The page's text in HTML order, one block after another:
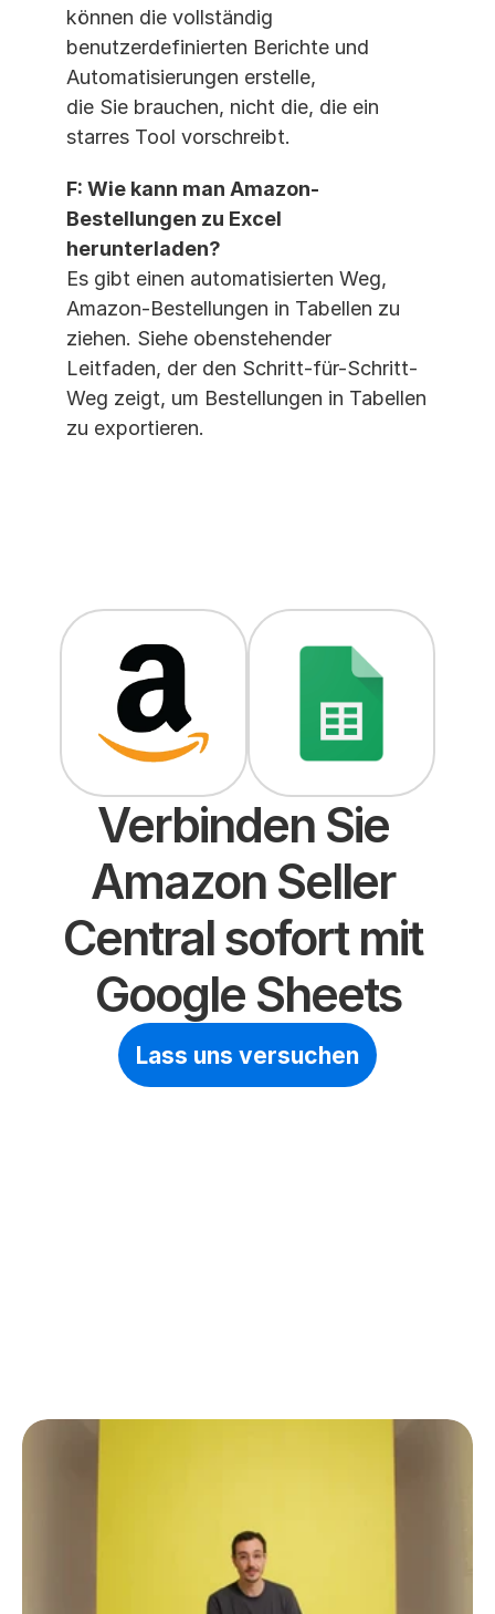
können die vollständig
benutzerdefinierten Berichte und
Automatisierungen erstelle,
die Sie brauchen, nicht die, die ein
starres Tool vorschreibt.
F: Wie kann man Amazon-
Bestellungen zu Excel
herunterladen?
Es gibt einen automatisierten Weg,
Amazon-Bestellungen in Tabellen zu
ziehen. Siehe obenstehender
Leitfaden, der den Schritt-für-Schritt-
Weg zeigt, um Bestellungen in Tabellen
zu exportieren.
Verbinden Sie
Amazon Seller
Central sofort mit
Google Sheets
Lass uns versuchen